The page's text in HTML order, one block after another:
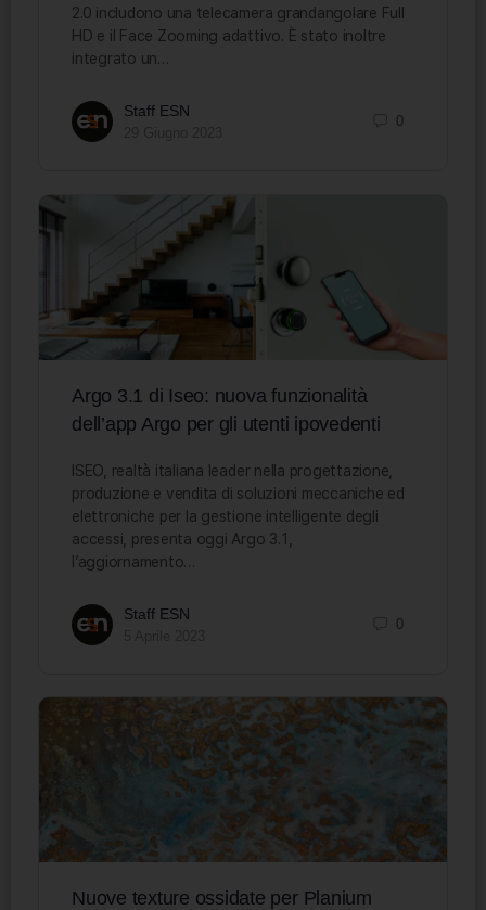
2.0 includono una telecamera grandangolare Full
HD e il Face Zooming adattivo. È stato inoltre
integrato un…
Staff ESN
0
Argo 3.1 di Iseo: nuova funzionalità
dell’app Argo per gli utenti ipovedenti
ISEO, realtà italiana leader nella progettazione,
produzione e vendita di soluzioni meccaniche ed
elettroniche per la gestione intelligente degli
accessi, presenta oggi Argo 3.1,
l’aggiornamento…
Staff ESN
0
Nuove texture ossidate per Planium